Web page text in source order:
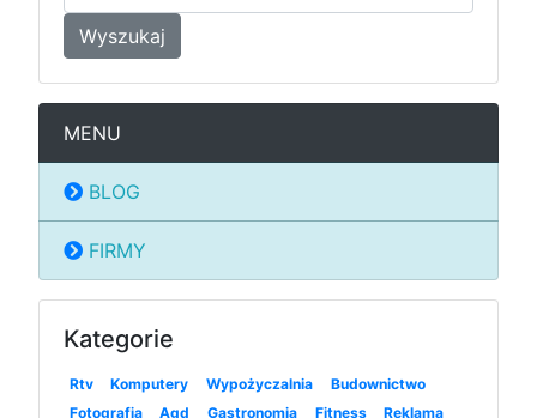
Wyszukaj
MENU
BLOG
FIRMY
Kategorie
Rtv Komputery Wypożyczalnia
Budownictwo
Fotografia
Agd Gastronomia Fitness
Reklama